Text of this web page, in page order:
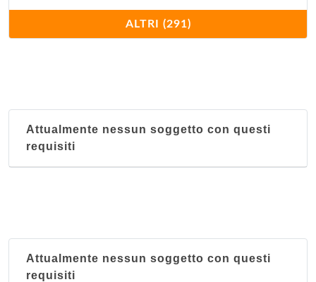
via Canevari 185 r, Genova
Al Campesino
Al Pisacane
via Carlo Pisacane 85 - 87/r, Genova
ALTRI (291)
Attualmente nessun soggetto con questi
requisiti
Attualmente nessun soggetto con questi
requisiti